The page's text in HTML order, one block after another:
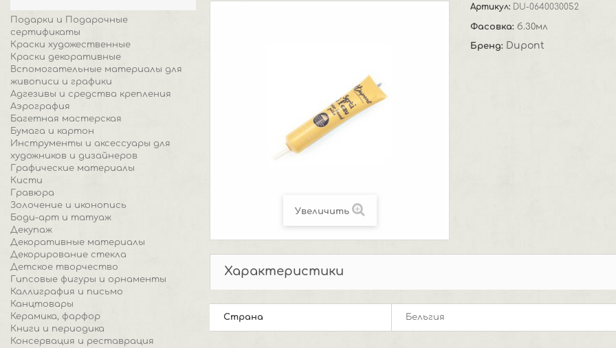
Подарки и Подарочные
сертификаты
Краски художественные
Краски декоративные
Вспомогательные материалы для
живописи и графики
Адгезивы и средства крепления
Аэрография
Багетная мастерская
Бумага и картон
Инструменты и аксессуары для
художников и дизайнеров
Графические материалы
Кисти
Гравюра
Золочение и иконопись
Боди-арт и татуаж
Декупаж
Декоративные материалы
Декорирование стекла
Детское творчество
Гипсовые фигуры и орнаменты
Каллиграфия и письмо
Канцтовары
Керамика, фарфор
Книги и периодика
Консервация и реставрация
Увеличить
Артикул: DU-0640030052
Фасовка: б.30мл
Бренд: Dupont
Характеристики
Страна Бельгия